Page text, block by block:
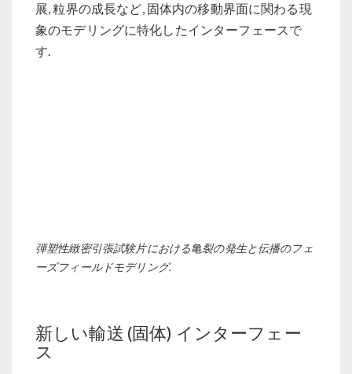
展, 粒界の成長など, 固体内の移動界面に関わる現
象のモデリングに特化したインターフェースで
す.
弾塑性緻密引張試験片における亀裂の発生と伝播のフェ
ーズフィールドモデリング.
新しい輸送 (固体) インターフェー
ス